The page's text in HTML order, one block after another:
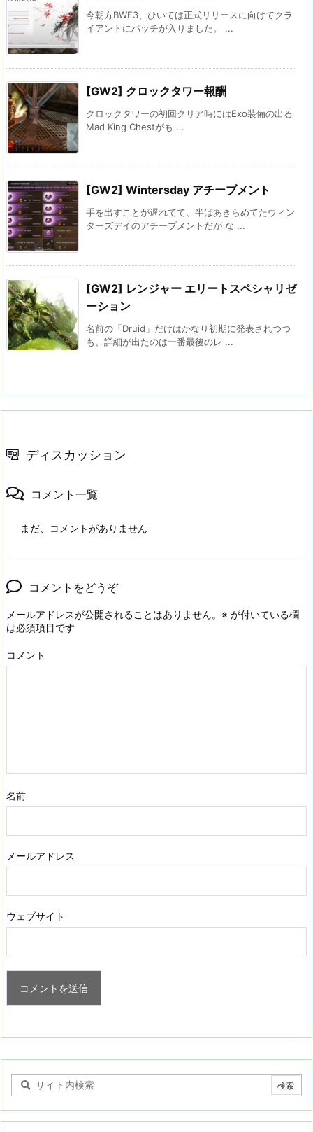
今朝方BWE3、ひいては正式リリースに向けてクラ
イアントにパッチが入りました。 ...
[GW2] クロックタワー報酬
クロックタワーの初回クリア時にはExo装備の出る
Mad King Chestがも ...
[GW2] Wintersday アチーブメント
手を出すことが遅れてて、半ばあきらめてたウィン
ターズデイのアチーブメントだが な ...
[GW2] レンジャー エリートスペシャリゼ
ーション
名前の「Druid」だけはかなり初期に発表されつつ
も、詳細が出たのは一番最後のレ ...
ディスカッション
コメント一覧
まだ、コメントがありません
コメントをどうぞ
メールアドレスが公開されることはありません。 ※ が付いている欄
は必須項目です
コメント
名前
メールアドレス
ウェブサイト